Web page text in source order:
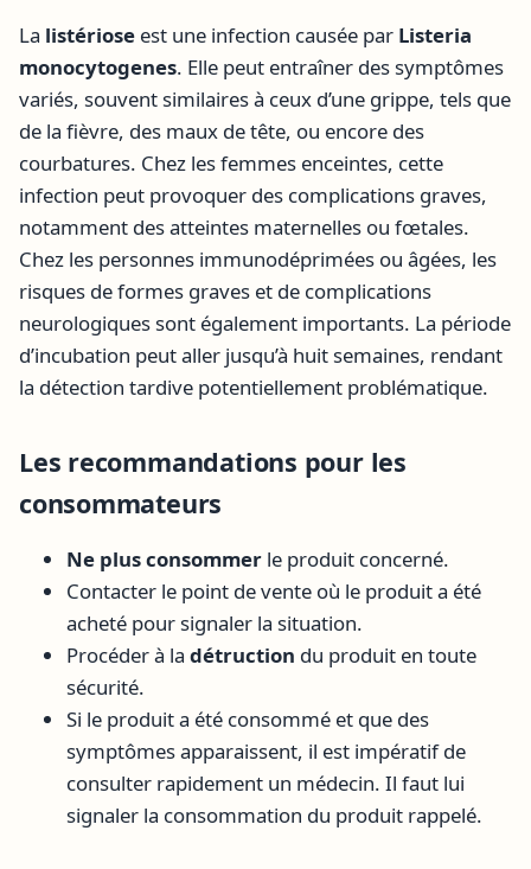
La listériose est une infection causée par Listeria
monocytogenes. Elle peut entraîner des symptômes
variés, souvent similaires à ceux d’une grippe, tels que
de la fièvre, des maux de tête, ou encore des
courbatures. Chez les femmes enceintes, cette
infection peut provoquer des complications graves,
notamment des atteintes maternelles ou fœtales.
Chez les personnes immunodéprimées ou âgées, les
risques de formes graves et de complications
neurologiques sont également importants. La période
d’incubation peut aller jusqu’à huit semaines, rendant
la détection tardive potentiellement problématique.
Les recommandations pour les
consommateurs
Ne plus consommer le produit concerné.
Contacter le point de vente où le produit a été
acheté pour signaler la situation.
Procéder à la détruction du produit en toute
sécurité.
Si le produit a été consommé et que des
symptômes apparaissent, il est impératif de
consulter rapidement un médecin. Il faut lui
signaler la consommation du produit rappelé.